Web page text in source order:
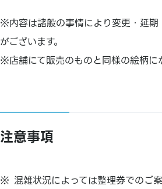
※内容は諸般の事情により変更・延期
がございます。
※店舗にて販売のものと同様の絵柄に
注意事項
混雑状況によっては整理券でのご